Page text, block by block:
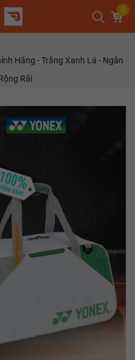
0
Hãng - Trắng Xanh Lá - Ngăn
Rãi